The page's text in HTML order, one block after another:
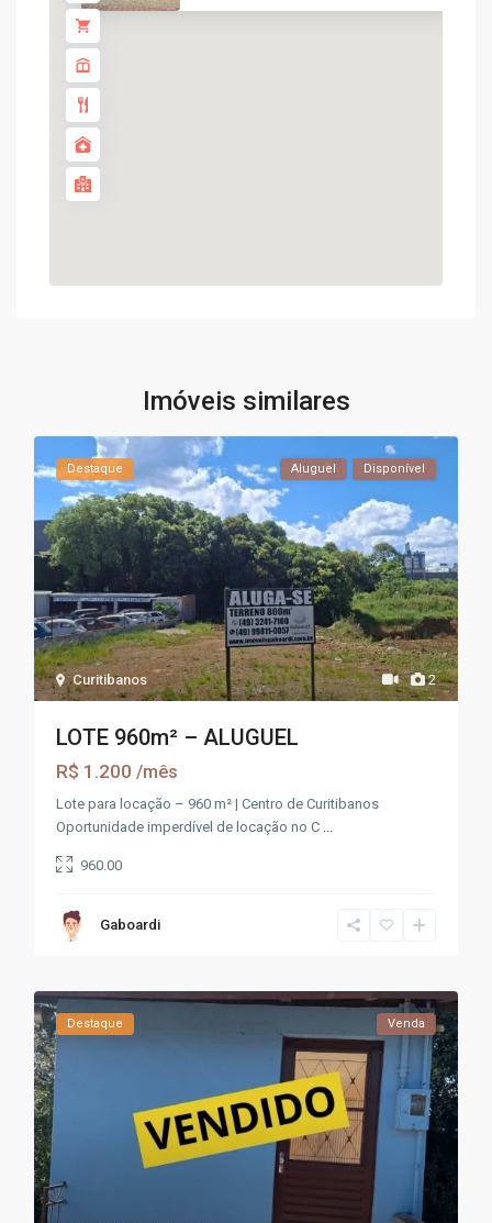
Imóveis similares
2
Curitibanos
Destaque Aluguel Disponível
LOTE 960m² – ALUGUEL
R$ 1.200/mês
Lote para locação – 960 m² | Centro de Curitibanos
Oportunidade imperdível de locação no C ...
960.00
Gaboardi
Destaque Venda